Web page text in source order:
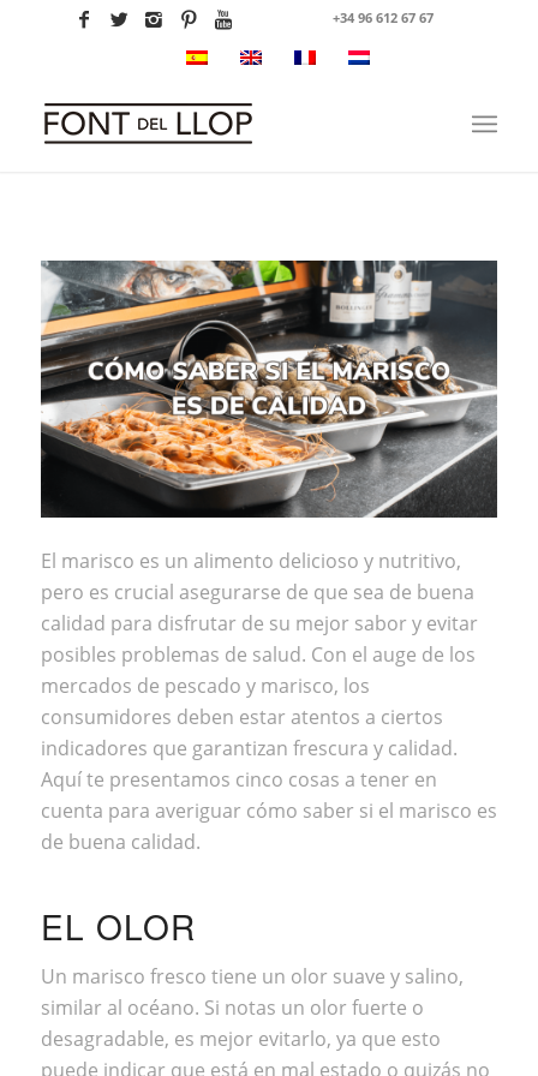
+34 96 612 67 67
El marisco es un alimento delicioso y nutritivo,
pero es crucial asegurarse de que sea de buena
calidad para disfrutar de su mejor sabor y evitar
posibles problemas de salud. Con el auge de los
mercados de pescado y marisco, los
consumidores deben estar atentos a ciertos
indicadores que garantizan frescura y calidad.
Aquí te presentamos cinco cosas a tener en
cuenta para averiguar cómo saber si el marisco es
de buena calidad.‌
EL OLOR
Un marisco fresco tiene un olor suave y salino,
similar al océano. Si notas un olor fuerte o
desagradable, es mejor evitarlo, ya que esto
puede indicar que está en mal estado o quizás no